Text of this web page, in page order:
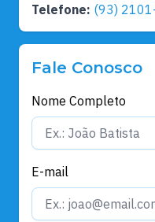
Telefone: (93)
Fale Conosco
Nome Completo
E-mail